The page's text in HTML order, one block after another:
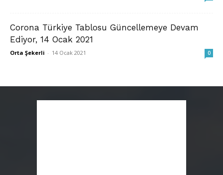
Corona Türkiye Tablosu Güncellemeye Devam
Ediyor, 14 Ocak 2021
Orta Şekerli - 14 Ocak 2021 0